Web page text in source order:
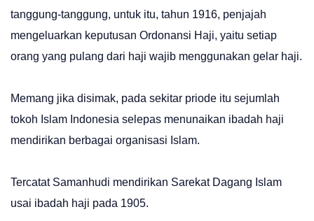
tanggung-tanggung, untuk itu, tahun 1916, penjajah
mengeluarkan keputusan Ordonansi Haji, yaitu setiap
orang yang pulang dari haji wajib menggunakan gelar haji.
Memang jika disimak, pada sekitar priode itu sejumlah
tokoh Islam Indonesia selepas menunaikan ibadah haji
mendirikan berbagai organisasi Islam.
Tercatat Samanhudi mendirikan Sarekat Dagang Islam
usai ibadah haji pada 1905.